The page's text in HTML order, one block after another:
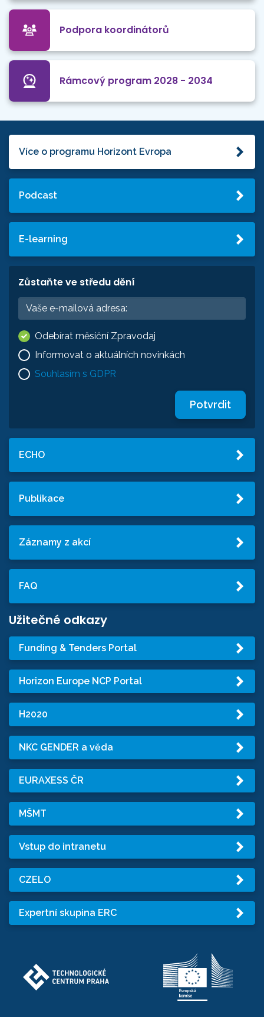
Podpora koordinátorů
Rámcový program 2028 - 2034
Více o programu Horizont Evropa
Podcast
E-learning
Zůstaňte ve středu dění
Odebírat měsíční Zpravodaj
Informovat o aktuálních novinkách
Souhlasím s GDPR
Potvrdit
ECHO
Publikace
Záznamy z akcí
FAQ
Užitečné odkazy
Funding & Tenders Portal
Horizon Europe NCP Portal
H2020
NKC GENDER a věda
EURAXESS ČR
MŠMT
Vstup do intranetu
CZELO
Expertní skupina ERC